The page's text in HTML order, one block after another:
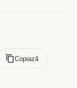
dar trăi o
Copiază